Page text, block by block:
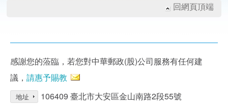
回網頁頂端
感謝您的蒞臨，若您對中華郵政(股)公司服務有任何建
議， 請惠予賜教
地址 106409 臺北市大安區金山南路2段55號